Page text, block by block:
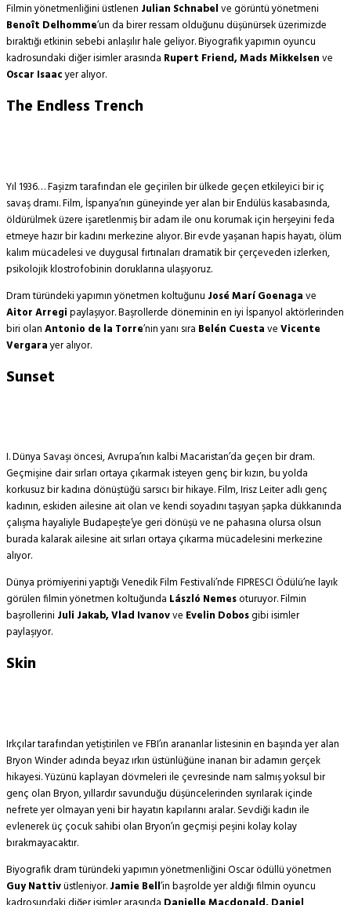
Filmin yönetmenliğini üstlenen Julian Schnabelve görüntü yönetmeni
Benoît Delhomme’un da birer ressam olduğunu düşünürsek üzerimizde
bıraktığı etkinin sebebi anlaşılır hale geliyor. Biyografik yapımın oyuncu
kadrosundaki diğer isimler arasında Rupert Friend, Mads Mikkelsenve
Oscar Isaacyer alıyor.
The Endless Trench
Yıl 1936… Faşizm tarafından ele geçirilen bir ülkede geçen etkileyici bir iç
savaş dramı. Film, İspanya’nın güneyinde yer alan bir Endülüs kasabasında,
öldürülmek üzere işaretlenmiş bir adam ile onu korumak için herşeyini feda
etmeye hazır bir kadını merkezine alıyor. Bir evde yaşanan hapis hayatı, ölüm
kalım mücadelesi ve duygusal fırtınaları dramatik bir çerçeveden izlerken,
psikolojik klostrofobinin doruklarına ulaşıyoruz.
Dram türündeki yapımın yönetmen koltuğunu José Marí Goenagave
Aitor Arregipaylaşıyor. Başrollerde döneminin en iyi İspanyol aktörlerinden
biri olanAntonio de la Torre’nin yanı sıra Belén CuestaveVicente
Vergarayer alıyor.
Sunset
I. Dünya Savaşı öncesi, Avrupa’nın kalbi Macaristan’da geçen bir dram.
Geçmişine dair sırları ortaya çıkarmak isteyen genç bir kızın, bu yolda
korkusuz bir kadına dönüştüğü sarsıcı bir hikaye. Film, Irisz Leiter adlı genç
kadının, eskiden ailesine ait olan ve kendi soyadını taşıyan şapka dükkanında
çalışma hayaliyle Budapeşte’ye geri dönüşü ve ne pahasına olursa olsun
burada kalarak ailesine ait sırları ortaya çıkarma mücadelesini merkezine
alıyor.
Dünya prömiyerini yaptığı Venedik Film Festivali’nde FIPRESCI Ödülü’ne layık
görülen filmin yönetmen koltuğunda László Nemesoturuyor. Filmin
başrollerini Juli Jakab, Vlad Ivanovve Evelin Dobosgibi isimler
paylaşıyor.
Skin
Irkçılar tarafından yetiştirilen ve FBI’ın arananlar listesinin en başında yer alan
Bryon Winder adında beyaz ırkın üstünlüğüne inanan bir adamın gerçek
hikayesi. Yüzünü kaplayan dövmeleri ile çevresinde nam salmış yoksul bir
genç olan Bryon, yıllardır savunduğu düşüncelerinden sıyrılarak içinde
nefrete yer olmayan yeni bir hayatın kapılarını aralar. Sevdiği kadın ile
evlenerek üç çocuk sahibi olan Bryon’ın geçmişi peşini kolay kolay
bırakmayacaktır.
Biyografik dram türündeki yapımın yönetmenliğini Oscar ödüllü yönetmen
Guy Nattivüstleniyor.Jamie Bell’in başrolde yer aldığı filmin oyuncu